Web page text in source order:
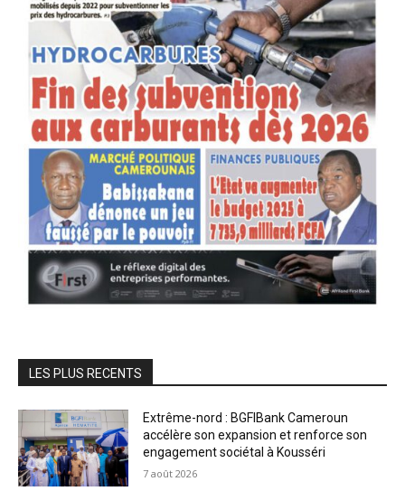
LES PLUS RECENTS
Extrême-nord : BGFIBank Cameroun
accélère son expansion et renforce son
engagement sociétal à Kousséri
7 août 2026